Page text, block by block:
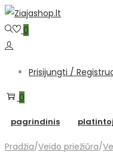
Skip
to
navigation
Skip
to
content
0
Prisijungti /
0
pagrindinis
Pradžia/Veido priežiūra/